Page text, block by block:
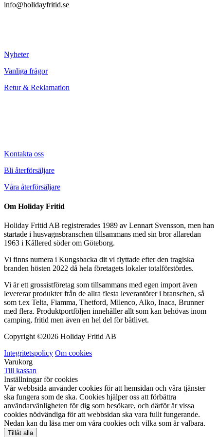
info@holidayfritid.se
Nyheter
Vanliga frågor
Retur & Reklamation
Kontakta oss
Bli återförsäljare
Våra återförsäljare
Om Holiday Fritid
Holiday Fritid AB registrerades 1989 av Lennart Svensson, men han
startade i husvagnsbranschen tillsammans med sin bror allaredan
1963 i Kållered söder om Göteborg.
Vi finns numera i Kungsbacka dit vi flyttade efter den tragiska
branden hösten 2022 då hela företagets lokaler totalförstördes.
Vi är ett grossistföretag som tillsammans med egen import även
levererar produkter från de allra flesta leverantörer i branschen, så
som t.ex Telta, Fiamma, Thetford, Milenco, Alko, Inaca, Brunner
med flera. Produktportföljen innehåller allt som kan behövas inom
camping, fritid men även en hel del för båtlivet.
Copyright ©2026 Holiday Fritid AB
Integritetspolicy Om cookies
Varukorg
Till kassan
Inställningar för cookies
Vår webbsida använder cookies för att hemsidan och våra tjänster
ska fungera som de ska. Cookies hjälper oss att förbättra
användarvänligheten för dig som besökare, och därför är vissa
cookies nödvändiga för att webbsidan ska vara fullt fungerande.
Nedan kan du läsa mer om våra cookies och vilka som är valbara.
Tillåt alla